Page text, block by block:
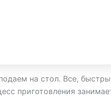
на стол. Все,
приготовления